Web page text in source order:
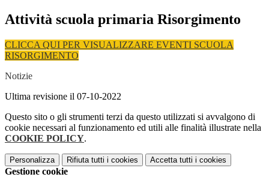
Attività scuola primaria Risorgimento
CLICCA QUI PER VISUALIZZARE EVENTI SCUOLA
RISORGIMENTO
Notizie
Ultima revisione il 07-10-2022
Questo sito o gli strumenti terzi da questo utilizzati si avvalgono di
cookie necessari al funzionamento ed utili alle finalità illustrate nella
COOKIE POLICY.
Personalizza Rifiuta tutti i cookies Accetta tutti i cookies
Gestione cookie